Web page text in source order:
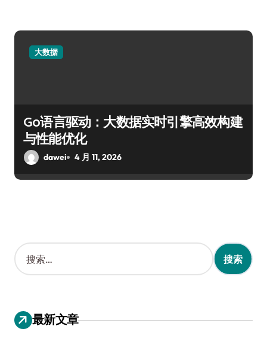
大数据
Go语言驱动：大数据实时引擎高效构建
与性能优化
dawei 4 月 11, 2026
搜
索
：
最新文章